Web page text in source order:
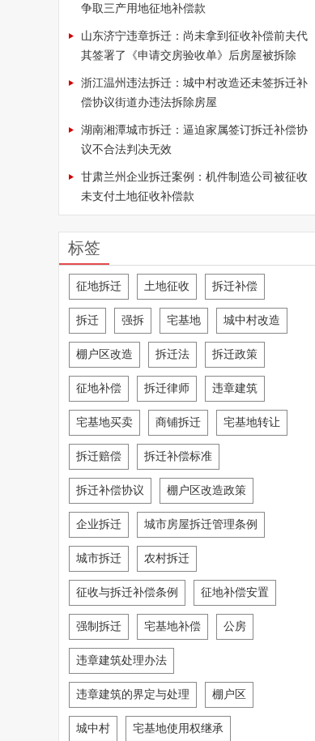
争取三产用地征地补偿款
山东济宁违章拆迁：尚未拿到征收补偿前夫代
其签署了《申请交房验收单》后房屋被拆除
浙江温州违法拆迁：城中村改造还未签拆迁补
偿协议街道办违法拆除房屋
湖南湘潭城市拆迁：逼迫家属签订拆迁补偿协
议不合法判决无效
甘肃兰州企业拆迁案例：机件制造公司被征收
未支付土地征收补偿款
标签
征地拆迁 土地征收 拆迁补偿
拆迁 强拆 宅基地 城中村改造
棚户区改造 拆迁法 拆迁政策
征地补偿 拆迁律师 违章建筑
宅基地买卖 商铺拆迁 宅基地转让
拆迁赔偿 拆迁补偿标准
拆迁补偿协议 棚户区改造政策
企业拆迁 城市房屋拆迁管理条例
城市拆迁 农村拆迁
征收与拆迁补偿条例 征地补偿安置
强制拆迁 宅基地补偿 公房
违章建筑处理办法
违章建筑的界定与处理 棚户区
城中村 宅基地使用权继承